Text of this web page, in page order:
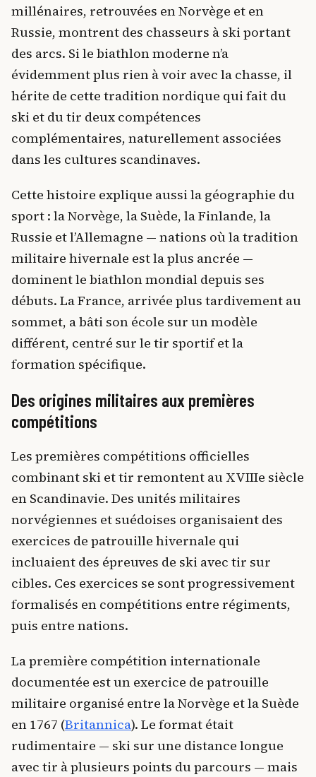
millénaires, retrouvées en Norvège et en
Russie, montrent des chasseurs à ski portant
des arcs. Si le biathlon moderne n’a
évidemment plus rien à voir avec la chasse, il
hérite de cette tradition nordique qui fait du
ski et du tir deux compétences
complémentaires, naturellement associées
dans les cultures scandinaves.
Cette histoire explique aussi la géographie du
sport : la Norvège, la Suède, la Finlande, la
Russie et l’Allemagne — nations où la tradition
militaire hivernale est la plus ancrée —
dominent le biathlon mondial depuis ses
débuts. La France, arrivée plus tardivement au
sommet, a bâti son école sur un modèle
différent, centré sur le tir sportif et la
formation spécifique.
Des origines militaires aux premières
compétitions
Les premières compétitions officielles
combinant ski et tir remontent au XVIIIe siècle
en Scandinavie. Des unités militaires
norvégiennes et suédoises organisaient des
exercices de patrouille hivernale qui
incluaient des épreuves de ski avec tir sur
cibles. Ces exercices se sont progressivement
formalisés en compétitions entre régiments,
puis entre nations.
La première compétition internationale
documentée est un exercice de patrouille
militaire organisé entre la Norvège et la Suède
en 1767 (Britannica). Le format était
rudimentaire — ski sur une distance longue
avec tir à plusieurs points du parcours — mais